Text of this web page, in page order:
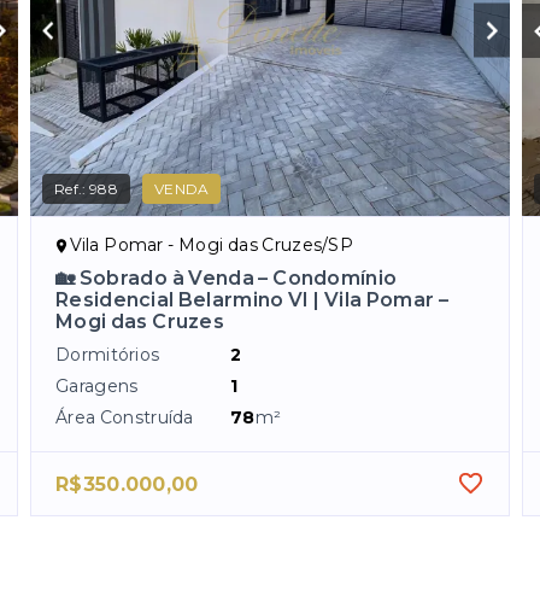
Ref.:988 VENDA
Vila Pomar - Mogi das Cruzes/SP
🏡 Sobrado à Venda – Condomínio
Residencial Belarmino VI | Vila Pomar –
Mogi das Cruzes
Dormitórios
2
Garagens
1
Área Construída
78m²
R$350.000,00